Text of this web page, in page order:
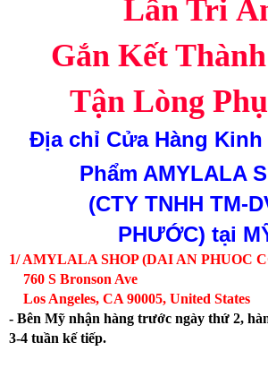
Lần Tri
Gắn Kết
Tận Lòng
Địa chỉ Cửa Hàng Kinh
Phẩm AMYLALA
(CTY TNHH TM-
PHƯỚC) tại
1/ AMYLALA SHOP (DAI AN
760 S Bronson Ave
Los Angeles, CA 90005, United States
- Bên Mỹ nhận hàng trước ngày thứ 2,
3-4 tuần kế tiếp.